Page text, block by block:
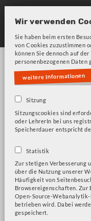
Skip
main
navigation
Bitte beachten
BKMB
&
Wir verwenden
Sie haben beim ersten
von Cookies zuzustimmen
können Sie dennoch auf
personenbezogenen Daten
weitere Informationen
Sitzung
Sitzungscookies sind
oder LehrerIn bei uns
Speicherdauer entspricht
Statistik
Zur stetigen Verbesserung
über die Nutzung unserer
Häufigkeit von
Browsereigenschaften.
Open-Source-
betrieben wird. Dabei
gespeichert.